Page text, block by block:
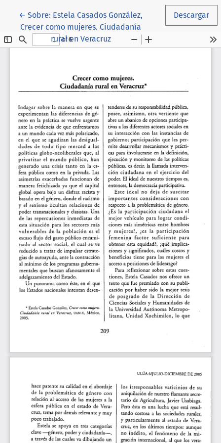
←Volver a los detalles del artículo
Sobre: Estela Casados González,
Crecer como mujeres. Ciudadanía
rural en Veracruz
Descargar